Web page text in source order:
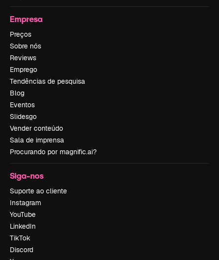
Empresa
Preços
Sobre nós
Reviews
Emprego
Tendências de pesquisa
Blog
Eventos
Slidesgo
Vender conteúdo
Sala de imprensa
Procurando por magnific.ai?
Siga-nos
Suporte ao cliente
Instagram
YouTube
LinkedIn
TikTok
Discord